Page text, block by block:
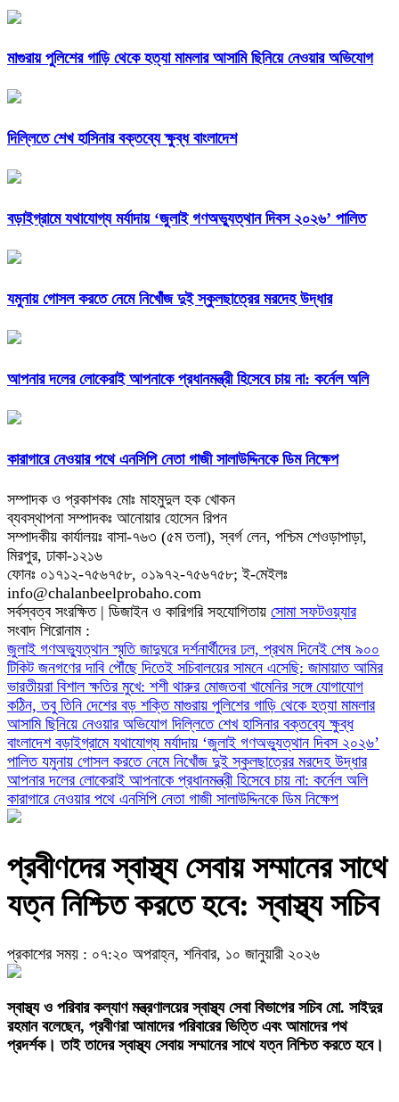
মাগুরায় পুলিশের গাড়ি থেকে হত্যা মামলার আসামি ছিনিয়ে নেওয়ার অভিযোগ
দিল্লিতে শেখ হাসিনার বক্তব্যে ক্ষুব্ধ বাংলাদেশ
বড়াইগ্রামে যথাযোগ্য মর্যাদায় ‘জুলাই গণঅভ্যুত্থান দিবস ২০২৬’ পালিত
যমুনায় গোসল করতে নেমে নিখোঁজ দুই স্কুলছাত্রের মরদেহ উদ্ধার
আপনার দলের লোকেরাই আপনাকে প্রধানমন্ত্রী হিসেবে চায় না: কর্নেল অলি
কারাগারে নেওয়ার পথে এনসিপি নেতা গাজী সালাউদ্দিনকে ডিম নিক্ষেপ
সম্পাদক ও প্রকাশকঃ মোঃ মাহমুদুল হক খোকন
ব্যবস্থাপনা সম্পাদকঃ আনোয়ার হোসেন রিপন
সম্পাদকীয় কার্যালয়ঃ বাসা-৭৬৩ (৫ম তলা), স্বর্গ লেন, পশ্চিম শেওড়াপাড়া,
মিরপুর, ঢাকা-১২১৬
ফোনঃ ০১৭১২-৭৫৬৭৫৮, ০১৯৭২-৭৫৬৭৫৮; ই-মেইলঃ
info@chalanbeelprobaho.com
সর্বস্বত্ব সংরক্ষিত | ডিজাইন ও কারিগরি সহযোগিতায় সোমা সফটওয়্যার
সংবাদ শিরোনাম :
জুলাই গণঅভ্যুত্থান স্মৃতি জাদুঘরে দর্শনার্থীদের ঢল, প্রথম দিনেই শেষ ৯০০
টিকিট জনগণের দাবি পৌঁছে দিতেই সচিবালয়ের সামনে এসেছি: জামায়াত আমির
ভারতীয়রা বিশাল ক্ষতির মুখে: শশী থারুর মোজতবা খামেনির সঙ্গে যোগাযোগ
কঠিন, তবু তিনি দেশের বড় শক্তি মাগুরায় পুলিশের গাড়ি থেকে হত্যা মামলার
আসামি ছিনিয়ে নেওয়ার অভিযোগ দিল্লিতে শেখ হাসিনার বক্তব্যে ক্ষুব্ধ
বাংলাদেশ বড়াইগ্রামে যথাযোগ্য মর্যাদায় ‘জুলাই গণঅভ্যুত্থান দিবস ২০২৬’
পালিত যমুনায় গোসল করতে নেমে নিখোঁজ দুই স্কুলছাত্রের মরদেহ উদ্ধার
আপনার দলের লোকেরাই আপনাকে প্রধানমন্ত্রী হিসেবে চায় না: কর্নেল অলি
কারাগারে নেওয়ার পথে এনসিপি নেতা গাজী সালাউদ্দিনকে ডিম নিক্ষেপ
প্রবীণদের স্বাস্থ্য সেবায় সম্মানের সাথে
যত্ন নিশ্চিত করতে হবে: স্বাস্থ্য সচিব
প্রকাশের সময় : ০৭:২০ অপরাহ্ন, শনিবার, ১০ জানুয়ারী ২০২৬
স্বাস্থ্য ও পরিবার কল্যাণ মন্ত্রণালয়ের স্বাস্থ্য সেবা বিভাগের সচিব মো. সাইদুর
রহমান বলেছেন, প্রবীণরা আমাদের পরিবারের ভিত্তি এবং আমাদের পথ
প্রদর্শক। তাই তাদের স্বাস্থ্য সেবায় সম্মানের সাথে যত্ন নিশ্চিত করতে হবে।